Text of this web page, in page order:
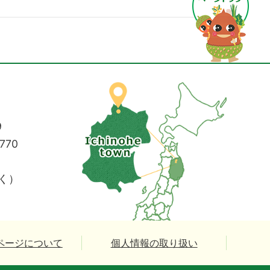
）
ージについて 個人情報の取り扱い